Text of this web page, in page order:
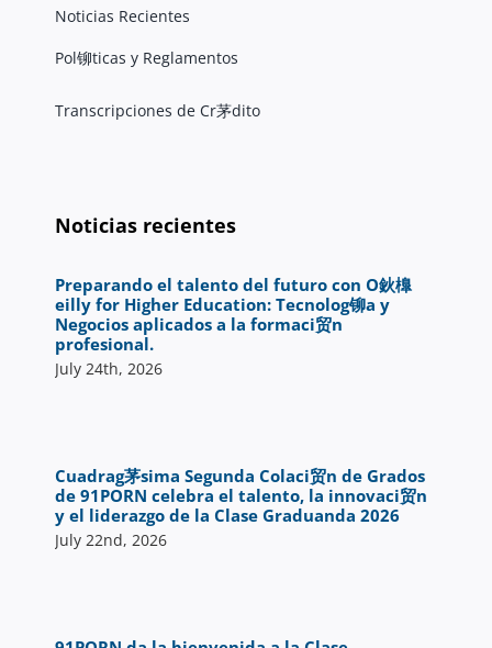
Noticias Recientes
Pol铆ticas y Reglamentos
Transcripciones de Cr茅dito
Noticias recientes
Preparando el talento del futuro con O鈥橰
eilly for Higher Education: Tecnolog铆a y
Negocios aplicados a la formaci贸n
profesional.
July 24th, 2026
Cuadrag茅sima Segunda Colaci贸n de Grados
de 91PORN celebra el talento, la innovaci贸n
y el liderazgo de la Clase Graduanda 2026
July 22nd, 2026